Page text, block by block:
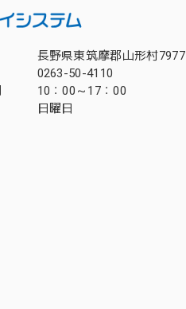
長野県東筑摩郡山形村7977
0263-50-4110
10：00～17：00
日曜日